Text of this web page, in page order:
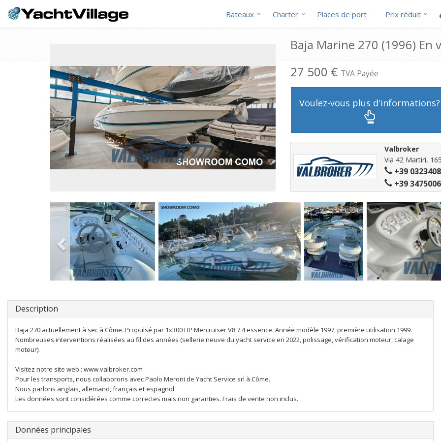
Bateaux Charter Places de port Prix réduit
Baja Marine 270 (1996) En
27 500 € TVA Payée
Voulez-vous plus d'informations?
Valbroker
Via 42 Martiri,
+39
+39
Description
Baja 270 actuellement à sec à Côme. Propulsé par 1x300 HP Mercruiser V8 7.4 essence. Année modèle 1997, première utilisation 1999.
Nombreuses interventions réalisées au fil des années (sellerie neuve du yacht service en 2022, polissage, vérification moteur, calage
moteur).
Visitez notre site web : www.valbroker.com
Pour les transports, nous collaborons avec Paolo Meroni de Yacht Service srl à Côme.
Nous parlons anglais, allemand, français et espagnol.
Les données sont considérées comme correctes mais non garanties. Frais de vente non inclus.
Données principales